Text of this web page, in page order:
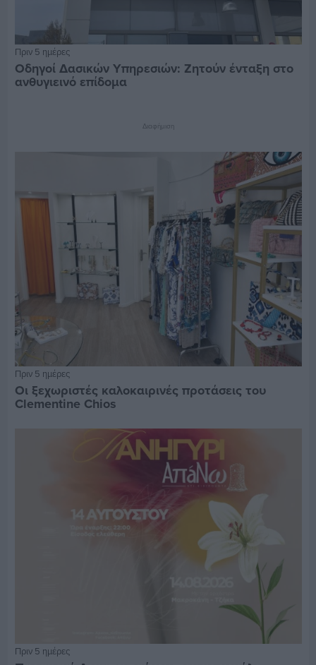
Πριν 5 ημέρες
Οδηγοί Δασικών Υπηρεσιών: Ζητούν ένταξη στο
ανθυγιεινό επίδομα
Διαφήμιση
Πριν 5 ημέρες
Οι ξεχωριστές καλοκαιρινές προτάσεις του
Clementine Chios
Πριν 5 ημέρες